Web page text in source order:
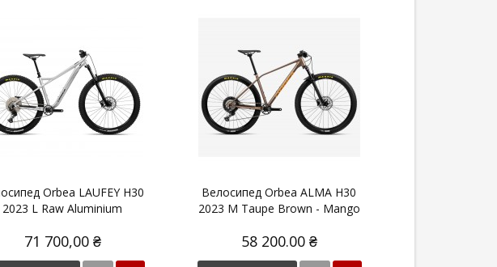
Orbea LAUFEY H30
2023 L Raw Aluminium
71 700,00 ₴
Велосипед Orbea ALMA H30
2023 M Taupe Brown - Mango
58 200.00 ₴